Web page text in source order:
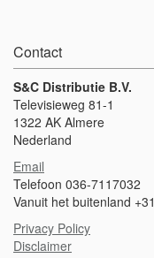
Contact
S&C Distributie B.V.
Televisieweg 81-1
1322 AK Almere
Nederland
Email
Telefoon 036-7117032
Vanuit het buitenland
Privacy Policy
Disclaimer